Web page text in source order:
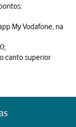
My Vodafone, na
canto superior